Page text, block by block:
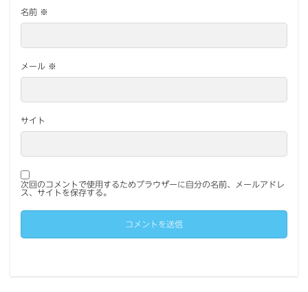
名前 ※
メール ※
サイト
次回のコメントで使用するためブラウザーに自分の名前、メールアドレ
ス、サイトを保存する。